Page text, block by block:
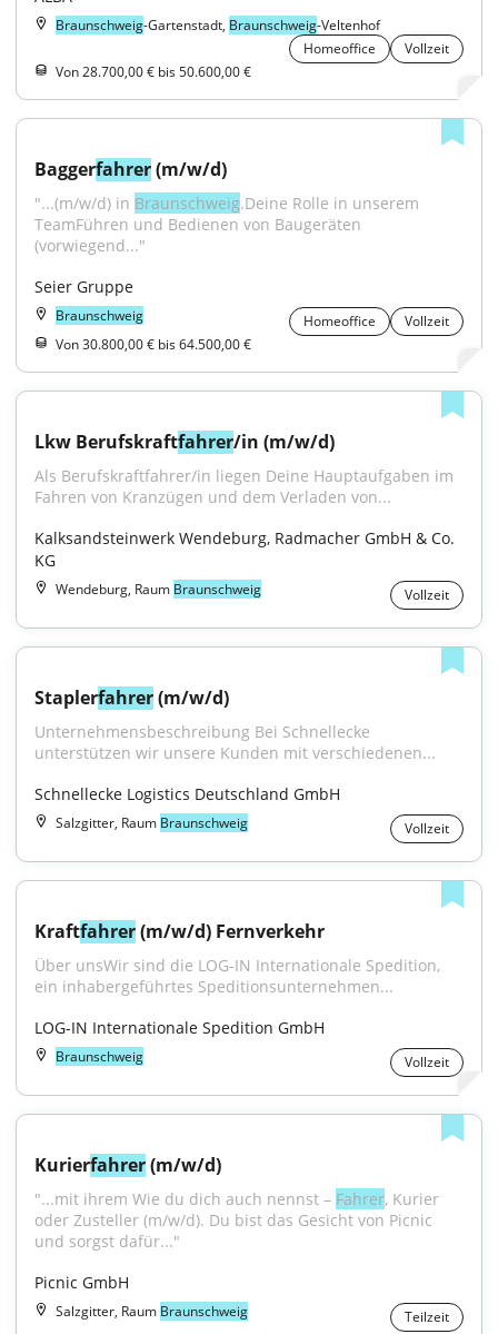
Braunschweig-Gartenstadt, Braunschweig-Veltenhof
Homeoffice
Vollzeit
Von 28.700,00 € bis 50.600,00 €
Baggerfahrer (m/w/d)
"...(m/w/d) in Braunschweig.Deine Rolle in unserem
TeamFühren und Bedienen von Baugeräten
(vorwiegend..."
Seier Gruppe
Braunschweig Homeoffice
Vollzeit
Von 30.800,00 € bis 64.500,00 €
Lkw Berufskraftfahrer/in (m/w/d)
Als Berufskraftfahrer/in liegen Deine Hauptaufgaben im
Fahren von Kranzügen und dem Verladen von...
Kalksandsteinwerk Wendeburg, Radmacher GmbH & Co.
KG
Wendeburg, Raum Braunschweig Vollzeit
Staplerfahrer (m/w/d)
Unternehmensbeschreibung Bei Schnellecke
unterstützen wir unsere Kunden mit verschiedenen...
Schnellecke Logistics Deutschland GmbH
Salzgitter, Raum Braunschweig Vollzeit
Kraftfahrer (m/w/d) Fernverkehr
Über unsWir sind die LOG-IN Internationale Spedition,
ein inhabergeführtes Speditionsunternehmen...
LOG-IN Internationale Spedition GmbH
Braunschweig Vollzeit
Kurierfahrer (m/w/d)
"...mit ihrem Wie du dich auch nennst – Fahrer, Kurier
oder Zusteller (m/w/d). Du bist das Gesicht von Picnic
und sorgst dafür..."
Picnic GmbH
Salzgitter, Raum Braunschweig Teilzeit